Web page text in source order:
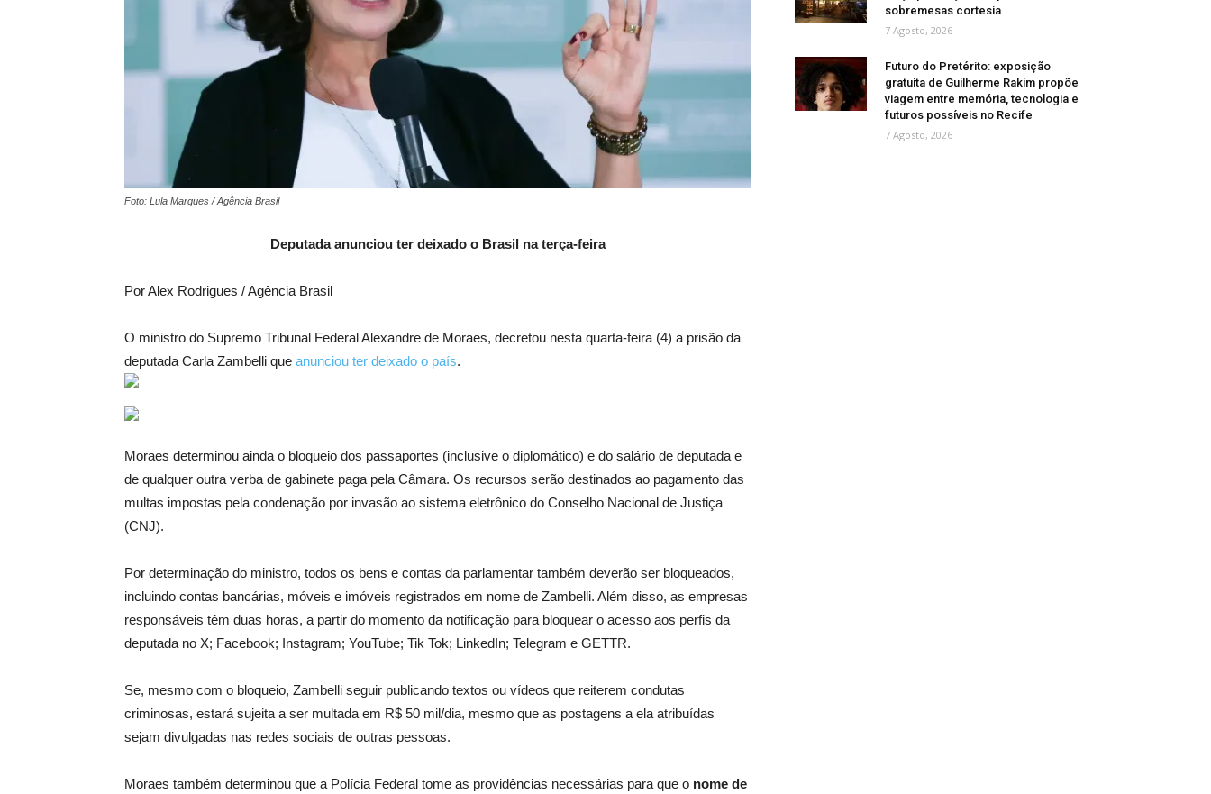
Foto: Lula Marques / Agência Brasil
Deputada anunciou ter deixado o Brasil na terça-feira
Por Alex Rodrigues / Agência Brasil
O ministro do Supremo Tribunal Federal Alexandre de Moraes, decretou nesta quarta-feira (4) a prisão da
deputada Carla Zambelli que anunciou ter deixado o país.
Moraes determinou ainda o bloqueio dos passaportes (inclusive o diplomático) e do salário de deputada e
de qualquer outra verba de gabinete paga pela Câmara. Os recursos serão destinados ao pagamento das
multas impostas pela condenação por invasão ao sistema eletrônico do Conselho Nacional de Justiça
(CNJ).
Por determinação do ministro, todos os bens e contas da parlamentar também deverão ser bloqueados,
incluindo contas bancárias, móveis e imóveis registrados em nome de Zambelli. Além disso, as empresas
responsáveis têm duas horas, a partir do momento da notificação para bloquear o acesso aos perfis da
deputada no X; Facebook; Instagram; YouTube; Tik Tok; LinkedIn; Telegram e GETTR.
Se, mesmo com o bloqueio, Zambelli seguir publicando textos ou vídeos que reiterem condutas
criminosas, estará sujeita a ser multada em R$ 50 mil/dia, mesmo que as postagens a ela atribuídas
sejam divulgadas nas redes sociais de outras pessoas.
Moraes também determinou que a Polícia Federal tome as providências necessárias para que o nome de
sobremesas cortesia
7 Agosto, 2026
Futuro do Pretérito: exposição
gratuita de Guilherme Rakim propõe
viagem entre memória, tecnologia e
futuros possíveis no Recife
7 Agosto, 2026